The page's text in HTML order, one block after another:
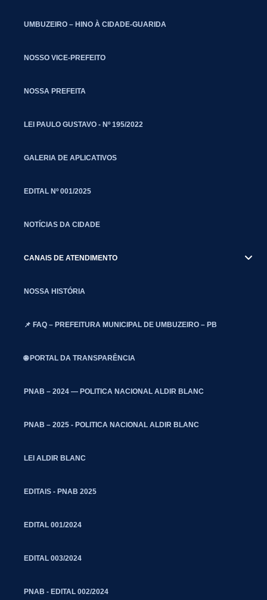
UMBUZEIRO – HINO À CIDADE-GUARIDA
NOSSO VICE-PREFEITO
NOSSA PREFEITA
LEI PAULO GUSTAVO - Nº 195/2022
GALERIA DE APLICATIVOS
EDITAL Nº 001/2025
NOTÍCIAS DA CIDADE
CANAIS DE ATENDIMENTO
NOSSA HISTÓRIA
📌 FAQ – PREFEITURA MUNICIPAL DE UMBUZEIRO – PB
🌐 PORTAL DA TRANSPARÊNCIA
PNAB – 2024 — POLITICA NACIONAL ALDIR BLANC
PNAB – 2025 - POLITICA NACIONAL ALDIR BLANC
LEI ALDIR BLANC
EDITAIS - PNAB 2025
EDITAL 001/2024
EDITAL 003/2024
PNAB - EDITAL 002/2024